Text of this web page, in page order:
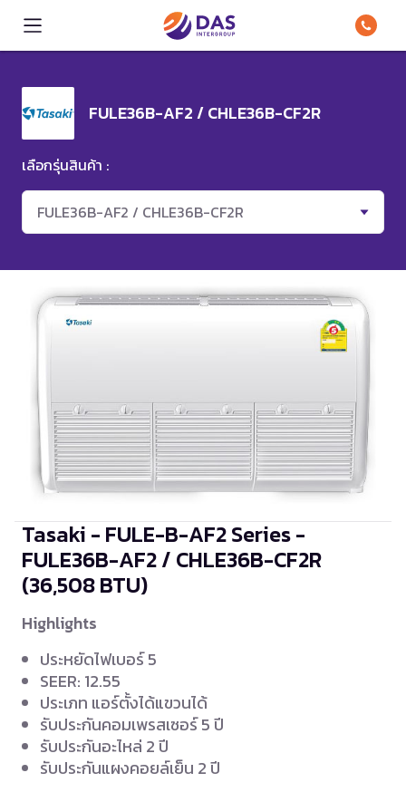
FULE36B-AF2 / CHLE36B-CF2R
เลือกรุ่นสินค้า :
FULE36B-AF2 / CHLE36B-CF2R
Tasaki - FULE-B-AF2 Series -
FULE36B-AF2 / CHLE36B-CF2R
(36,508 BTU)
Highlights
ประหยัดไฟเบอร์ 5
SEER: 12.55
ประเภท แอร์ตั้งได้แขวนได้
รับประกันคอมเพรสเซอร์ 5 ปี
รับประกันอะไหล่ 2 ปี
รับประกันแผงคอยล์เย็น 2 ปี